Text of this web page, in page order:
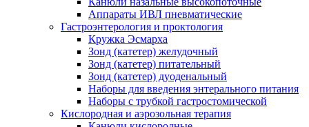
Аппараты ИВЛ пневматические
Гастроэнтерология и проктология
Кружка Эсмарха
Зонд (катетер) желудочный
Зонд (катетер) питательный
Зонд (катетер) дуоденальный
Наборы для введения энтерального питания
Наборы с трубкой гастростомической
Кислородная и аэрозольная терапия